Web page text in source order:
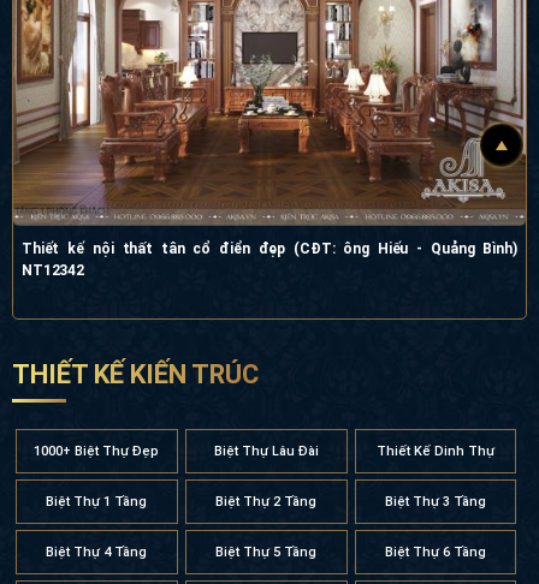
Thiết kế nội thất tân cổ điển đẹp (CĐT: ông Hiếu - Quảng Bình)
NT12342
THIẾT KẾ KIẾN TRÚC
1000+ Biệt Thự Đẹp Biệt Thự Lâu Đài Thiết Kế Dinh Thự
Biệt Thự 1 Tầng Biệt Thự 2 Tầng Biệt Thự 3 Tầng
Biệt Thự 4 Tầng Biệt Thự 5 Tầng Biệt Thự 6 Tầng